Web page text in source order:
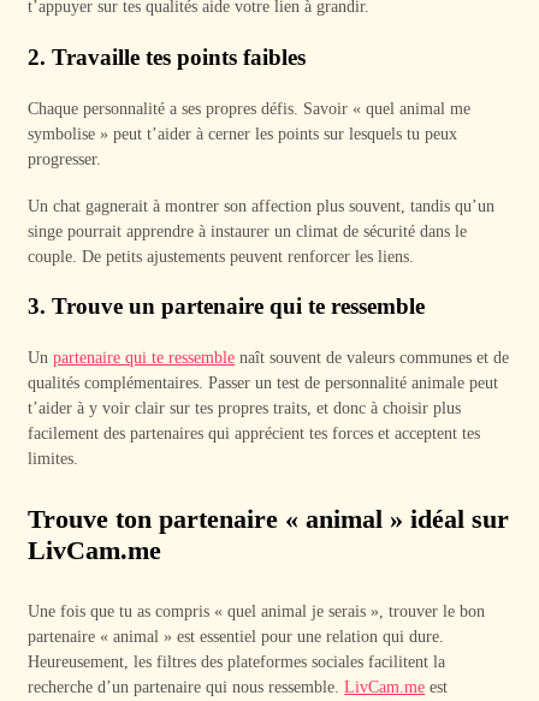
t’appuyer sur tes qualités aide votre lien à grandir.
2. Travaille tes points faibles
Chaque personnalité a ses propres défis. Savoir « quel animal me
symbolise » peut t’aider à cerner les points sur lesquels tu peux
progresser.
Un chat gagnerait à montrer son affection plus souvent, tandis qu’un
singe pourrait apprendre à instaurer un climat de sécurité dans le
couple. De petits ajustements peuvent renforcer les liens.
3. Trouve un partenaire qui te ressemble
Unpartenaire qui te ressemble naît souvent de valeurs communes et de
qualités complémentaires. Passer un test de personnalité animale peut
t’aider à y voir clair sur tes propres traits, et donc à choisir plus
facilement des partenaires qui apprécient tes forces et acceptent tes
limites.
Trouve ton partenaire « animal » idéal sur
LivCam.me
Une fois que tu as compris « quel animal je serais », trouver le bon
partenaire « animal » est essentiel pour une relation qui dure.
Heureusement, les filtres des plateformes sociales facilitent la
recherche d’un partenaire qui nous ressemble.LivCam.me est